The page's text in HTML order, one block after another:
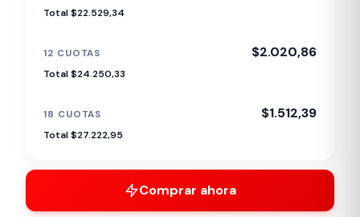
Total $22.529,34
12 CUOTAS $2.020,86
Total $24.250,33
18 CUOTAS $1.512,39
Total $27.222,95
Comprar ahora